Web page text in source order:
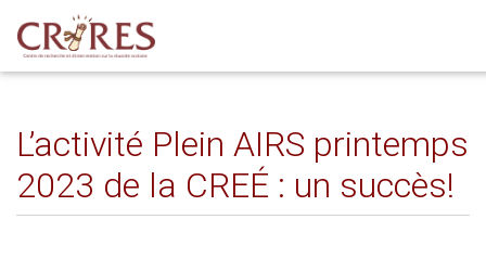
L’activité Plein AIRS printemps
2023 de la CREÉ : un succès!